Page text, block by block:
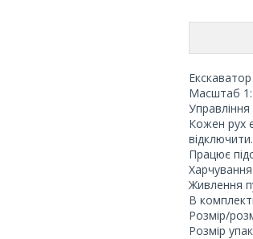
Масштаб
Кожен рух
відключити.
Працює
Живлення
В
Розмір/
Розмір